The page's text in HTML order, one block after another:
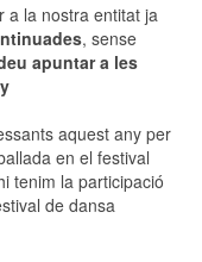
a la nostra entitat ja
, sense
apuntar a les
aquest any per
en el festival
tenim la participació
de dansa